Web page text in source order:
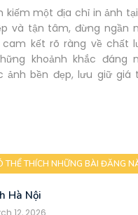
kiếm một địa chỉ in ảnh
và tận tâm, đừng ngần
kết rõ ràng về chất
khoảnh khắc đáng
ảnh bền đẹp, lưu giữ giá
THỂ THÍCH NHỮNG BÀI ĐĂNG
Hà Nội